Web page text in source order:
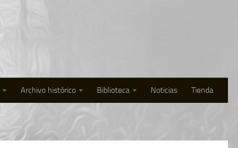
Archivo histórico Biblioteca Noticias Tienda